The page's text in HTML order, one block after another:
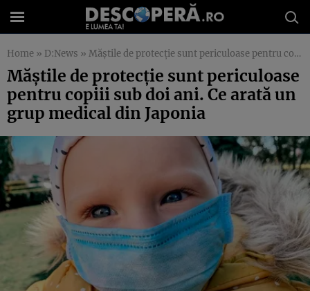
Home » D:News » Măştile de protecţie sunt periculoase pentru copiii sub doi ani. Ce arată un grup medical din Japonia
Măştile de protecţie sunt periculoase
pentru copiii sub doi ani. Ce arată un
grup medical din Japonia